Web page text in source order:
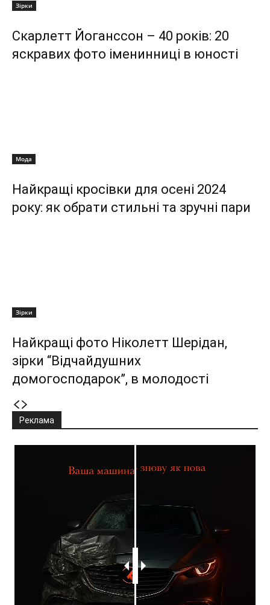
Зірки
Скарлетт Йоганссон – 40 років: 20
яскравих фото іменинниці в юності
Мода
Найкращі кросівки для осені 2024
року: як обрати стильні та зручні пари
Зірки
Найкращі фото Ніколетт Шерідан,
зірки “Відчайдушних
домогосподарок”, в молодості
Реклама